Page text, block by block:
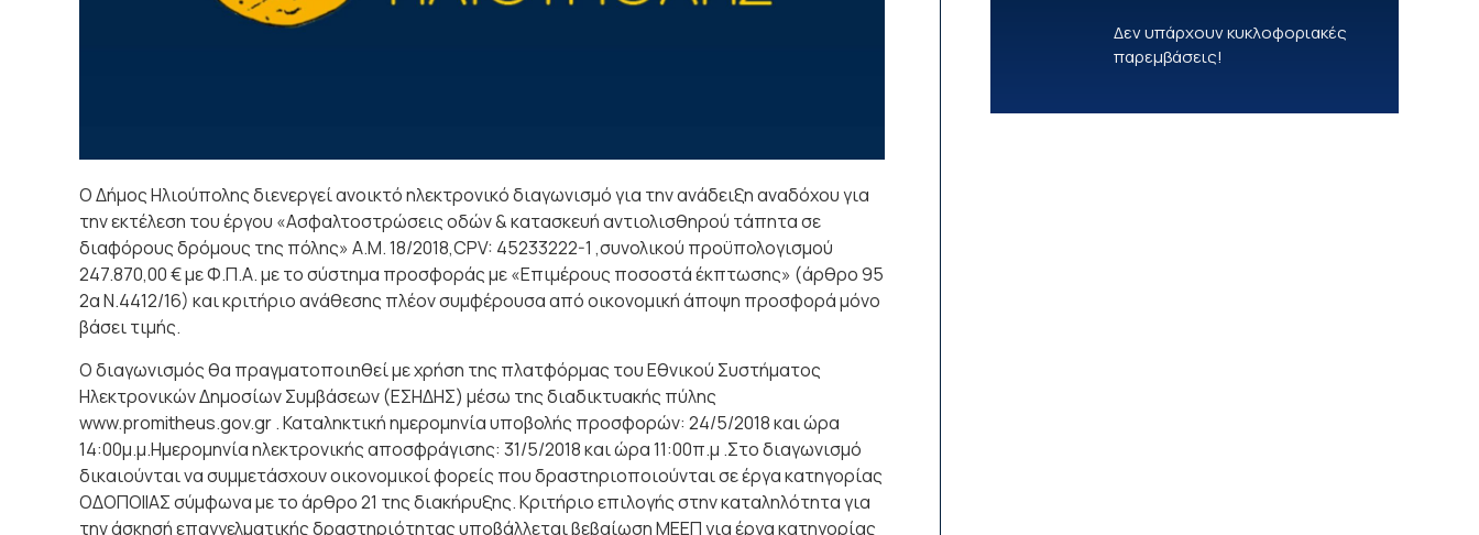
Ο Δήμος Ηλιούπολης διενεργεί ανοικτό ηλεκτρονικό διαγωνισμό για την ανάδειξη αναδόχου για
την εκτέλεση του έργου «Ασφαλτοστρώσεις οδών & κατασκευή αντιολισθηρού τάπητα σε
διαφόρους δρόμους της πόλης» Α.Μ. 18/2018,CPV: 45233222-1 ,συνολικού προϋπολογισμού
247.870,00 € με Φ.Π.Α. με το σύστημα προσφοράς με «Επιμέρους ποσοστά έκπτωσης» (άρθρο 95
2α Ν.4412/16) και κριτήριο ανάθεσης πλέον συμφέρουσα από οικονομική άποψη προσφορά μόνο
βάσει τιμής.
Ο διαγωνισμός θα πραγματοποιηθεί με χρήση της πλατφόρμας του Εθνικού Συστήματος
Ηλεκτρονικών Δημοσίων Συμβάσεων (ΕΣΗΔΗΣ) μέσω της διαδικτυακής πύλης
www.promitheus.gov.gr . Καταληκτική ημερομηνία υποβολής προσφορών: 24/5/2018 και ώρα
14:00μ.μ.Ημερομηνία ηλεκτρονικής αποσφράγισης: 31/5/2018 και ώρα 11:00π.μ .Στο διαγωνισμό
δικαιούνται να συμμετάσχουν οικονομικοί φορείς που δραστηριοποιούνται σε έργα κατηγορίας
ΟΔΟΠΟΙΙΑΣ σύμφωνα με το άρθρο 21 της διακήρυξης. Κριτήριο επιλογής στην καταληλότητα για
την άσκησή επαγγελματικής δραστηριότητας υποβάλλεται βεβαίωση ΜΕΕΠ για έργα κατηγορίας
Δεν υπάρχουν κυκλοφοριακές
παρεμβάσεις!